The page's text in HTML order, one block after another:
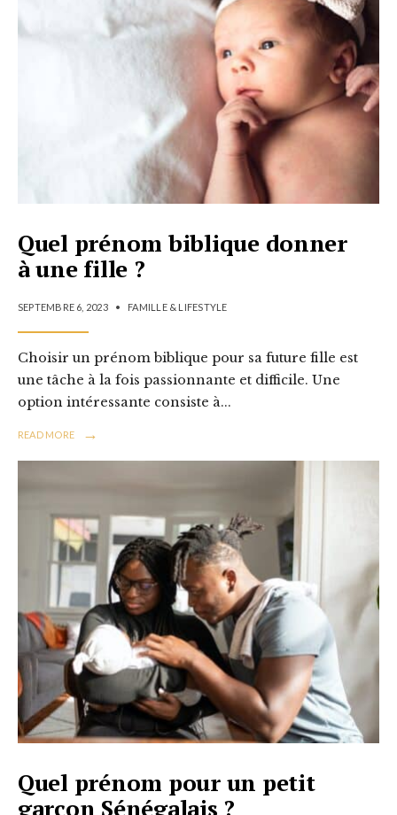
Quel prénom biblique donner
à une fille ?
SEPTEMBRE 6, 2023 • FAMILLE & LIFESTYLE
Choisir un prénom biblique pour sa future fille est
une tâche à la fois passionnante et difficile. Une
option intéressante consiste à...
READ MORE →
Quel prénom pour un petit
garçon Sénégalais ?